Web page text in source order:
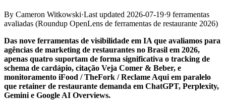
By Cameron Witkowski·Last updated 2026-07-19·9 ferramentas
avaliadas (Roundup OpenLens de ferramentas de restaurante 2026)
Das nove ferramentas de visibilidade em IA que avaliamos para
agências de marketing de restaurantes no Brasil em 2026,
apenas quatro suportam de forma significativa o tracking de
schema de cardápio, citação Veja Comer & Beber, e
monitoramento iFood / TheFork / Reclame Aqui em paralelo
que retainer de restaurante demanda em ChatGPT, Perplexity,
Gemini e Google AI Overviews.